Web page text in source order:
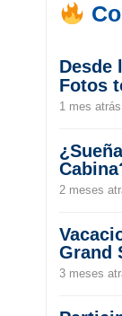
Desde
Fotos
1 mes atrás
2 meses
Grand
3 meses